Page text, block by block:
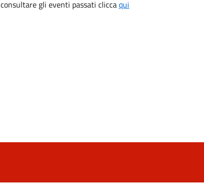
gli eventi passati cliccaqui